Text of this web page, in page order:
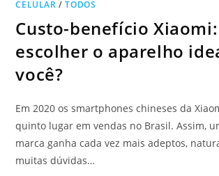
CELULAR /TODOS
Custo-benefício
escolher o aparelho
você?
Em 2020 os smartphones chineses da
quinto lugar em vendas no Brasil. Assim,
marca ganha cada vez mais adeptos,
muitas dúvidas…